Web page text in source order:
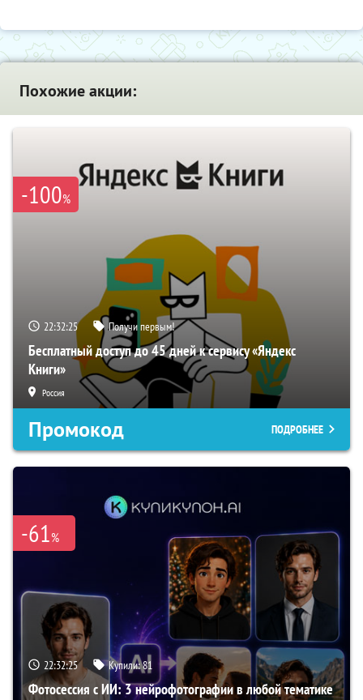
Похожие акции:
-100%
22:32:24 Получи первым!
Бесплатный доступ до 45 дней к сервису «Яндекс
Книги»
Россия
Промокод ПОДРОБНЕЕ
-61%
22:32:24 Купили:81
Фотосессия с ИИ: 3 нейрофотографии в любой тематике